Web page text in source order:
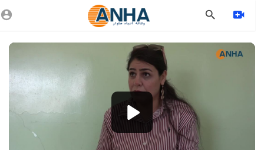
Video
Player